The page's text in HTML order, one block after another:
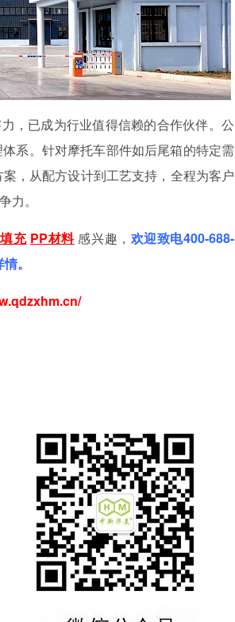
，已成为行业值得信赖的合作伙伴。公
系。针对摩托车部件如后尾箱的特定需
，从配方设计到工艺支持，全程为客户
力。
充 PP材料 感兴趣， 欢迎致电400-688-
。
.cn/